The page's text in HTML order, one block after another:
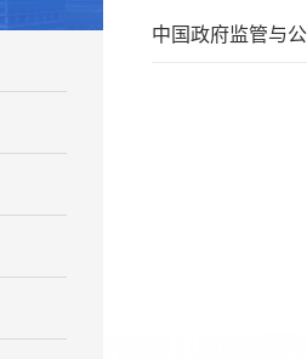
中国政府监管与